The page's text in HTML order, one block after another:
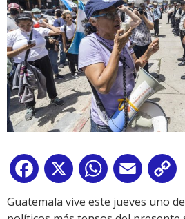
Facebook
X WhatsApp
Email
Guatemala vive este jueves uno